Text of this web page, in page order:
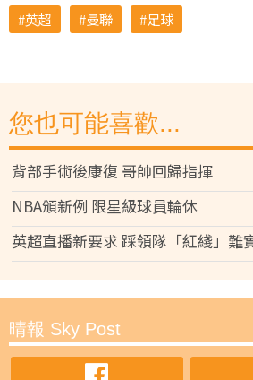
英超 曼聯 足球
您也可能喜歡...
背部手術後康復 哥帥回歸指揮
NBA頒新例 限星級球員輪休
英超直播新要求 踩領隊「紅綫」難
晴報 Sky Post